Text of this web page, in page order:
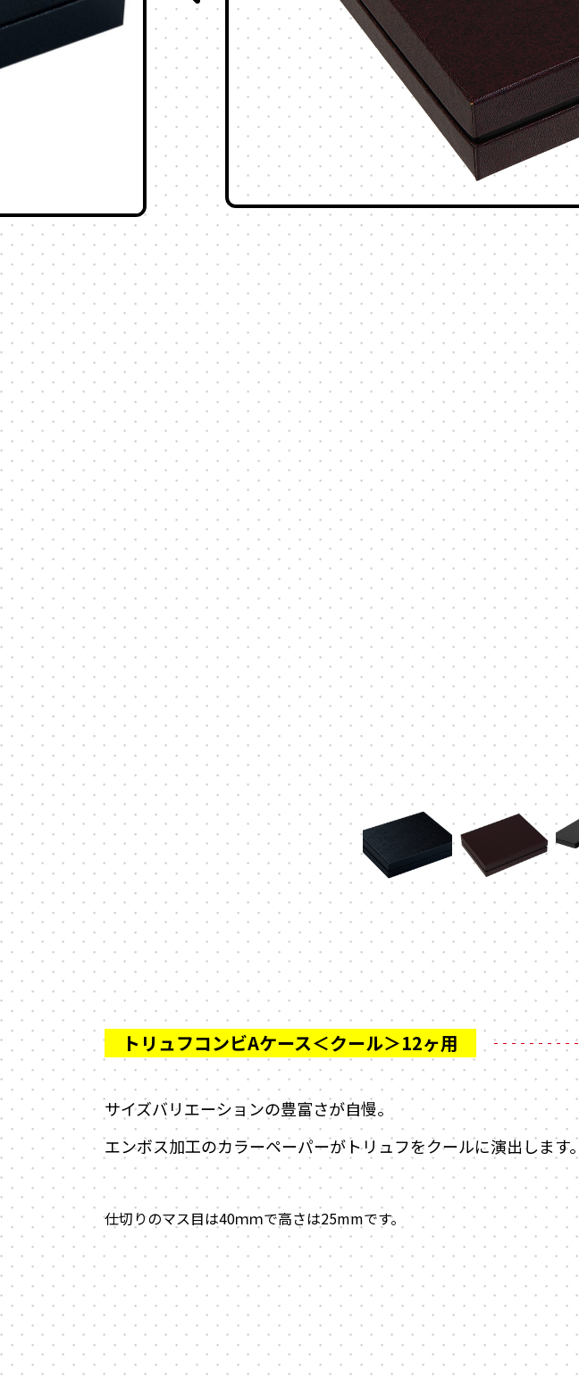
ウェブカタログ
電子機器
キーボックス
その他
サイズバリエーションの豊富さが自慢。
エンボス加工のカラーペーパーがトリュフをクールに演出します。
仕切りのマス目は40ｍｍで高さは25mmです。